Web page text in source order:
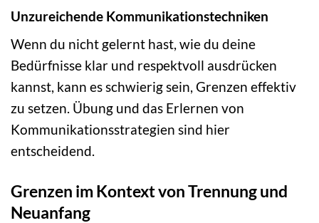
Unzureichende Kommunikationstechniken
Wenn du nicht gelernt hast, wie du deine
Bedürfnisse klar und respektvoll ausdrücken
kannst, kann es schwierig sein, Grenzen effektiv
zu setzen. Übung und das Erlernen von
Kommunikationsstrategien sind hier
entscheidend.
Grenzen im Kontext von Trennung und
Neuanfang